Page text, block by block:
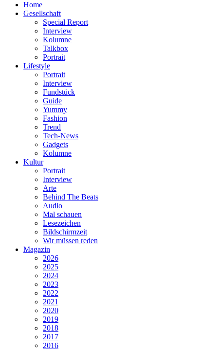
Home
Gesellschaft
Special Report
Interview
Kolumne
Talkbox
Portrait
Lifestyle
Portrait
Interview
Fundstück
Guide
Yummy
Fashion
Trend
Tech-News
Gadgets
Kolumne
Kultur
Portrait
Interview
Arte
Behind The Beats
Audio
Mal schauen
Lesezeichen
Bildschirmzeit
Wir müssen reden
Magazin
2026
2025
2024
2023
2022
2021
2020
2019
2018
2017
2016